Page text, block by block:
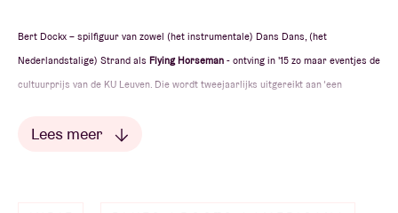
Bert Dockx – spilfiguur van zowel (het instrumentale) Dans Dans, (het
Nederlandstalige) Strand als Flying Horseman - ontving in '15 zo maar eventjes de
cultuurprijs van de KU Leuven. Die wordt tweejaarlijks uitgereikt aan ‘een
verdienstelijk heeft gemaakt op het vlak van vorming en/of onderzoek in de
Lees meer